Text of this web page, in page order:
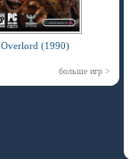
Overlord (1990)
больше игр >